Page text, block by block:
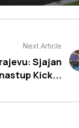
Next Article
Sjajan
nastup Kick...